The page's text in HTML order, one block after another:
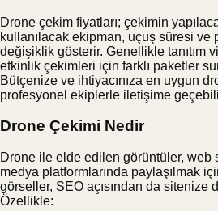
Drone çekim fiyatları; çekimin
kullanılacak ekipman, uçuş süresi ve
değişiklik gösterir. Genellikle tanıtım
etkinlik çekimleri için farklı paketler
Bütçenize ve ihtiyacınıza en uygun
profesyonel ekiplerle iletişime
Drone Çekimi Nedir
Drone ile elde edilen görüntüler, web
medya platformlarında paylaşılmak
görseller, SEO açısından da sitenize
Özellikle: